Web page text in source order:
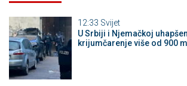
12:33 Svijet
U Srbiji i Njemačkoj
krijumčarenje više od 900